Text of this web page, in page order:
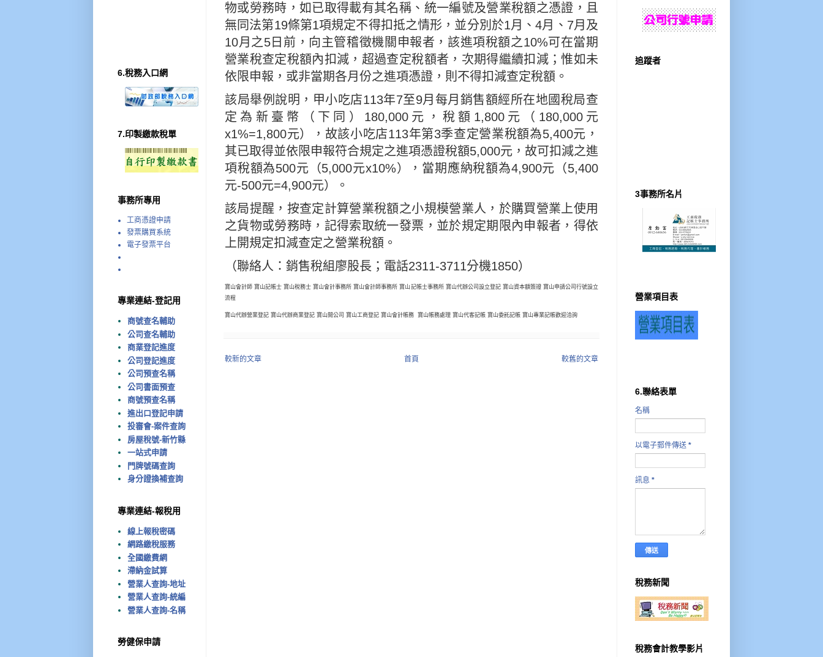
物或勞務時，如已取得載有其名稱、統一編號及營業稅額之憑證，且
無同法第19條第1項規定不得扣抵之情形，並分別於1月、4月、7月及
10月之5日前，向主管稽徵機關申報者，該進項稅額之10%可在當期
營業稅查定稅額內扣減，超過查定稅額者，次期得繼續扣減；惟如未
依限申報，或非當期各月份之進項憑證，則不得扣減查定稅額。
該局舉例說明，甲小吃店113年7至9月每月銷售額經所在地國稅局查
定為新臺幣（下同）180,000元，稅額1,800元（180,000元
x1%=1,800元），故該小吃店113年第3季查定營業稅額為5,400元，
其已取得並依限申報符合規定之進項憑證稅額5,000元，故可扣減之進
項稅額為500元（5,000元x10%），當期應納稅額為4,900元（5,400
元-500元=4,900元）。
該局提醒，按查定計算營業稅額之小規模營業人，於購買營業上使用
之貨物或勞務時，記得索取統一發票，並於規定期限內申報者，得依
上開規定扣減查定之營業稅額。
（聯絡人：銷售稅組廖股長；電話2311-3711分機1850）
寶山會計師 寶山記帳士 寶山稅務士 寶山會計事務所 寶山會計師事務所 寶山記帳士事務所 寶山代辦公司設立登記 寶山資本額簽證 寶山申請公司行號設立
流程
寶山代辦營業登記 寶山代辦商業登記 寶山開公司 寶山工商登記 寶山會計帳務 寶山帳務處理 寶山代客記帳 寶山委託記帳 寶山專業記帳歡迎洽詢
較新的文章 較舊的文章
首頁
6.稅務入口網
7.印製繳款稅單
事務所專用
工商憑證申請
發票購買系統
電子發票平台
專業連結-登記用
商號查名輔助
公司查名輔助
商業登記進度
公司登記進度
公司預查名稱
公司書面預查
商號預查名稱
進出口登記申請
投審會-案件查詢
房屋稅號-新竹縣
一站式申請
門牌號碼查詢
身分證換補查詢
專業連結-報稅用
線上報稅密碼
網路繳稅服務
全國繳費網
滯納金試算
營業人查詢-地址
營業人查詢-統編
營業人查詢-名稱
勞健保申請
追蹤者
3事務所名片
營業項目表
6.聯絡表單
名稱
以電子郵件傳送 *
訊息 *
稅務新聞
稅務會計教學影片